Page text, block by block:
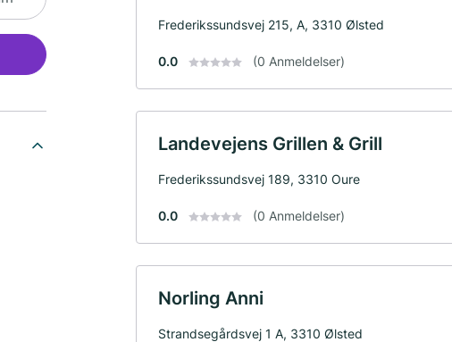
Frederikssundsvej 215, A, 3310 Ølsted
0.0 (0 Anmeldelser)
Landevejens Grillen & Grill
Frederikssundsvej 189, 3310 Oure
0.0 (0 Anmeldelser)
Norling Anni
Strandsegårdsvej 1 A, 3310 Ølsted